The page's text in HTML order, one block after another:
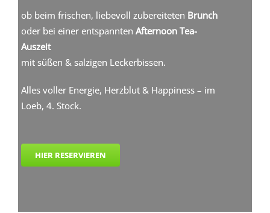
ob beim frischen, liebevoll zubereiteten Brunch
oder bei einer entspannten Afternoon Tea-
Auszeit
mit süßen & salzigen Leckerbissen.
Alles voller Energie, Herzblut & Happiness – im
Loeb, 4. Stock.
HIER RESERVIEREN